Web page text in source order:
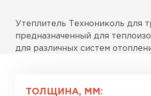
Утеплитель Технониколь для
предназначенный для
для различных систем
ТОЛЩИНА, ММ:
ПЕРЕЙТИ
Утеплитель Knauf